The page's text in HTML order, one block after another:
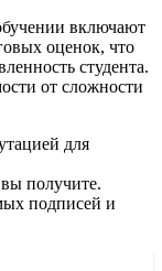
включают
оценок, что
студента.
от сложности
для
получите.
подписей и